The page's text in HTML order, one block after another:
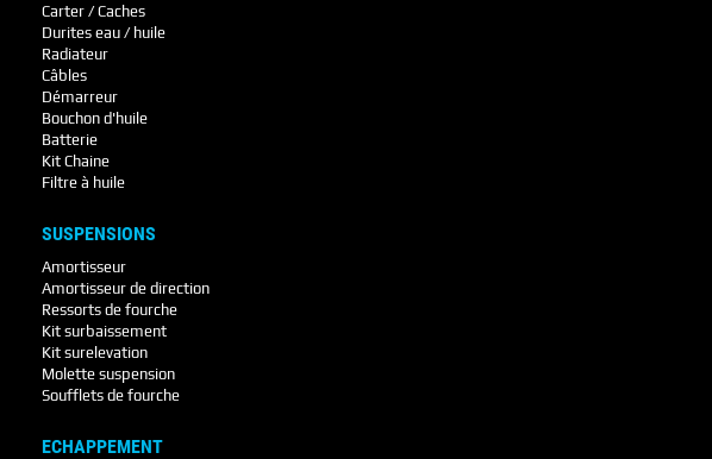
Carter / Caches
Durites eau / huile
Radiateur
Câbles
Démarreur
Bouchon d'huile
Batterie
Kit Chaine
Filtre à huile
SUSPENSIONS
Amortisseur
Amortisseur de direction
Ressorts de fourche
Kit surbaissement
Kit surelevation
Molette suspension
Soufflets de fourche
ECHAPPEMENT